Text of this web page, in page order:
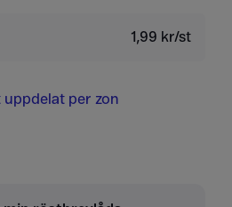
1,99 kr/st
per zon